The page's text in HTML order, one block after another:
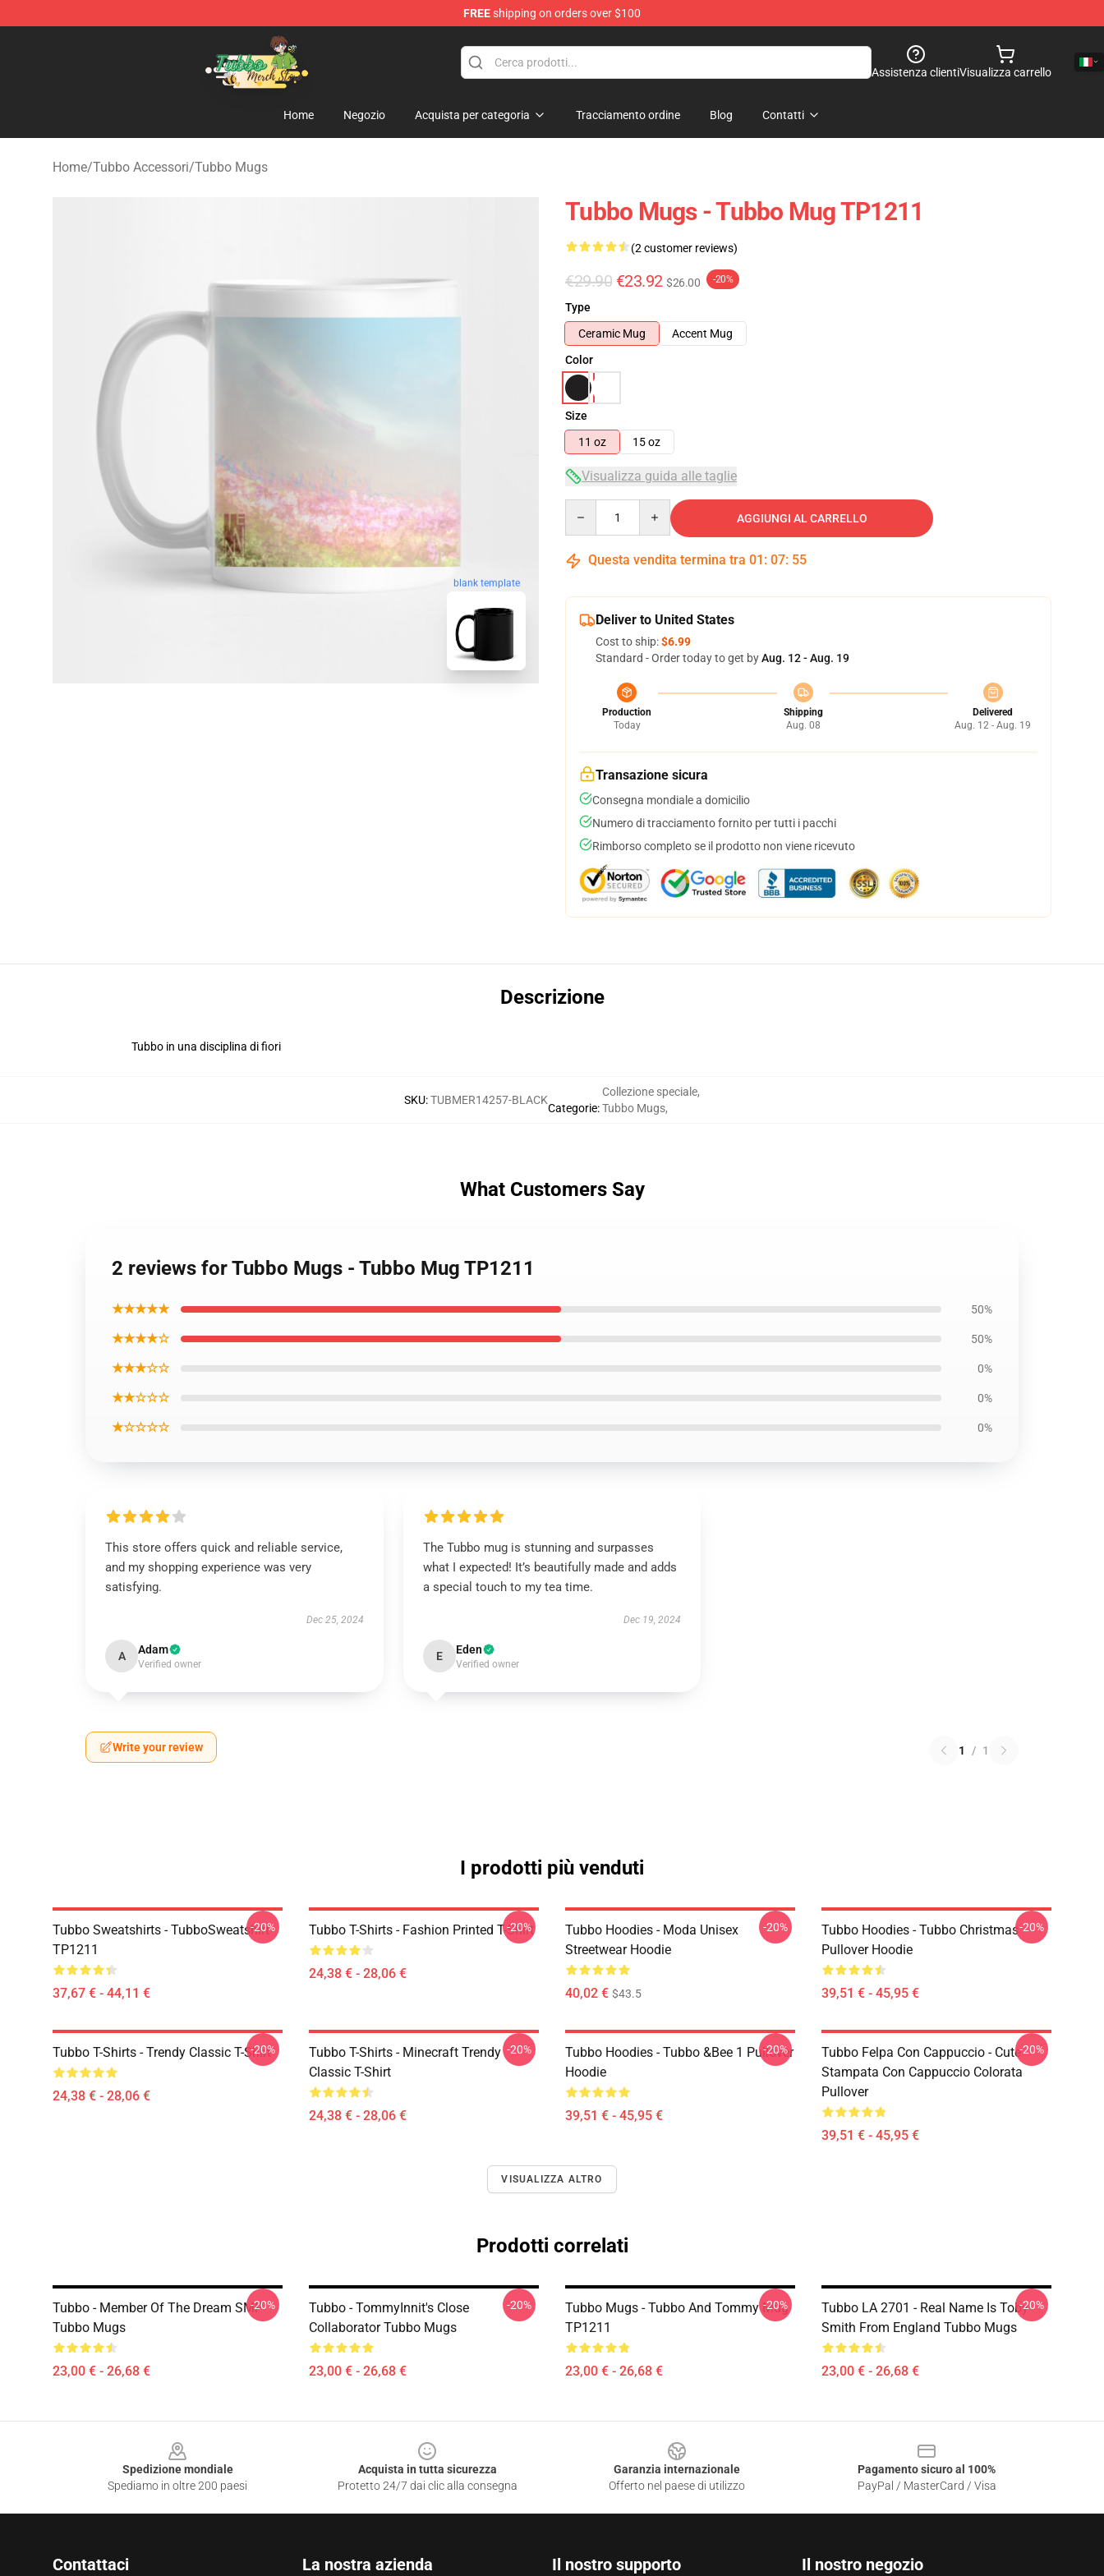
FREEshipping on orders over $100
Tubbo Store - Official Tubbo Merchandise Shop
Assistenza clientiVisualizza carrello
Home Negozio Acquista per categoria Tracciamento ordine Blog Contatti
Home/Tubbo Accessori/Tubbo Mugs
blank template
Tubbo Mugs - Tubbo Mug TP1211
(2 customer reviews)
€29.90 €23.92 $26.00 -20%
Type
Ceramic Mug
Accent Mug
Color
Size
11 oz
15 oz
Visualizza guida alle taglie
AGGIUNGI AL CARRELLO
Questa vendita termina tra 01 : 07: 54
Deliver to United States
Cost to ship:$6.99
Standard - Order today to get byAug. 12 - Aug. 19
Production
Today
Shipping
Aug. 08
Delivered
Aug. 12 - Aug. 19
Transazione sicura
Consegna mondiale a domicilio
Numero di tracciamento fornito per tutti i pacchi
Rimborso completo se il prodotto non viene ricevuto
Descrizione
Tubbo in una disciplina di fiori
SKU:TUBMER14257-BLACK
Categorie:
Collezione speciale,
Tubbo Mugs,
What Customers Say
2 reviews for Tubbo Mugs - Tubbo Mug TP1211
★★★★★ 50%
★★★★☆ 50%
★★★☆☆ 0%
★★☆☆☆ 0%
★☆☆☆☆ 0%
This store offers quick and reliable service,
and my shopping experience was very
satisfying.
Dec 25, 2024
A Adam
Verified owner
The Tubbo mug is stunning and surpasses
what I expected! It’s beautifully made and adds
a special touch to my tea time.
Dec 19, 2024
E Eden
Verified owner
Write your review 1 / 1
I prodotti più venduti
Tubbo Sweatshirts - TubboSweatshirt
TP1211
37,67 € - 44,11 €
-20% Tubbo T-Shirts - Fashion Printed T-Shirt
24,38 € - 28,06 €
-20%
Tubbo Hoodies - Moda Unisex
Streetwear Hoodie
40,02 € $43.5
-20%
Tubbo Hoodies - Tubbo Christmas
Pullover Hoodie
39,51 € - 45,95 €
-20%
Tubbo T-Shirts - Trendy Classic T-Shirt
24,38 € - 28,06 €
-20%
Tubbo T-Shirts - Minecraft Trendy
Classic T-Shirt
24,38 € - 28,06 €
-20%
Tubbo Hoodies - Tubbo &Bee 1 Pullover
Hoodie
39,51 € - 45,95 €
-20%
Tubbo Felpa Con Cappuccio - Cute
Stampata Con Cappuccio Colorata
Pullover
39,51 € - 45,95 €
-20%
VISUALIZZA ALTRO
Prodotti correlati
Tubbo - Member Of The Dream SMP
Tubbo Mugs
23,00 € - 26,68 €
-20%
Tubbo - TommyInnit's Close
Collaborator Tubbo Mugs
23,00 € - 26,68 €
-20%
Tubbo Mugs - Tubbo And Tommy Mug
TP1211
23,00 € - 26,68 €
-20%
Tubbo LA 2701 - Real Name Is Toby
Smith From England Tubbo Mugs
23,00 € - 26,68 €
-20%
Spedizione mondiale
Spediamo in oltre 200 paesi
Acquista in tutta sicurezza
Protetto 24/7 dai clic alla consegna
Garanzia internazionale
Offerto nel paese di utilizzo
Pagamento sicuro al 100%
PayPal / MasterCard / Visa
Contattaci La nostra azienda Il nostro supporto Il nostro negozio